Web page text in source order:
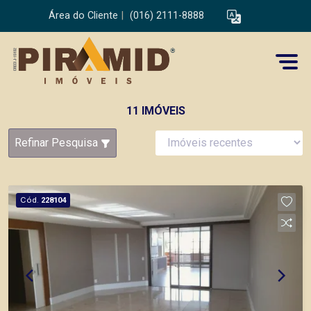
Área do Cliente (016) 2111-8888
11 IMÓVEIS
Refinar Pesquisa
Cód. 228104